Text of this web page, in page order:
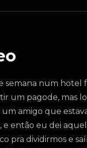
semana num
um pagode, mas
amigo que
e então eu dei
pra dividirmos e